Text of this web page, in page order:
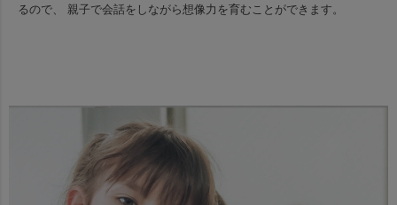
るので、
親子で会話をしながら想像力を育むことができます。